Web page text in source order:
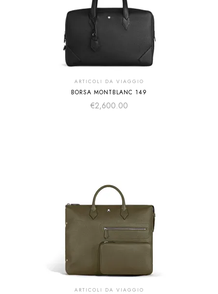
ARTICOLI DA VIAGGIO
BORSA MONTBLANC 149
€2,600.00
ARTICOLI DA VIAGGIO